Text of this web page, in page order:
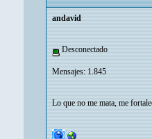
andavid
Desconectado
Mensajes: 1.845
Lo que no me mata, me